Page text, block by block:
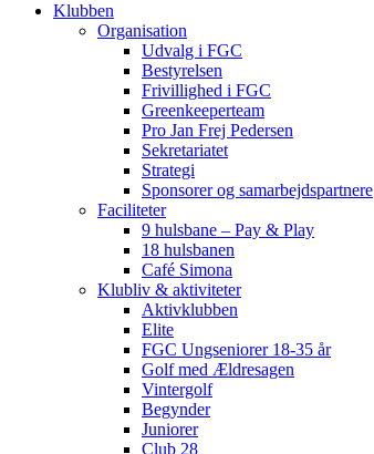
Klubben
Organisation
Udvalg i FGC
Bestyrelsen
Frivillighed i FGC
Greenkeeperteam
Pro Jan Frej Pedersen
Sekretariatet
Strategi
Sponsorer og samarbejdspartnere
Faciliteter
9 hulsbane – Pay & Play
18 hulsbanen
Café Simona
Klubliv & aktiviteter
Aktivklubben
Elite
FGC Ungseniorer 18-35 år
Golf med Ældresagen
Vintergolf
Begynder
Juniorer
Club 28